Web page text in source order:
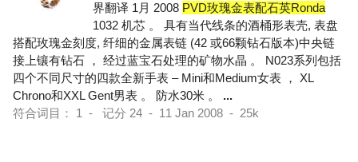
界翻译 1月 2008 PVD玫瑰金表配石英Ronda
1032 机芯 。 具有当代线条的酒桶形表壳, 表盘
搭配玫瑰金刻度, 纤细的金属表链 (42 或66颗钻石版本)中央链
接上镶有钻石 ， 经过蓝宝石处理的矿物水晶 。 N023系列包括
四个不同尺寸的四款全新手表 – Mini和Medium女表 ， XL
Chrono和XXL Gent男表 。 防水30米 。 ...
符合词目： 1 - 记分 24 - 11 Jan 2008 - 25k